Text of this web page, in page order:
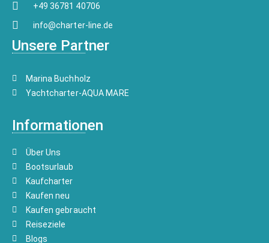
+49 36781 40706
info@charter-line.de
Unsere Partner
Marina Buchholz
Yachtcharter-AQUA MARE
Informationen
Über Uns
Bootsurlaub
Kaufcharter
Kaufen neu
Kaufen gebraucht
Reiseziele
Blogs